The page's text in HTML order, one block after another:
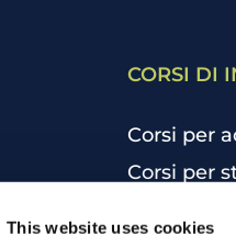
This website uses cookies
CORSI DI
Corsi per
Corsi per